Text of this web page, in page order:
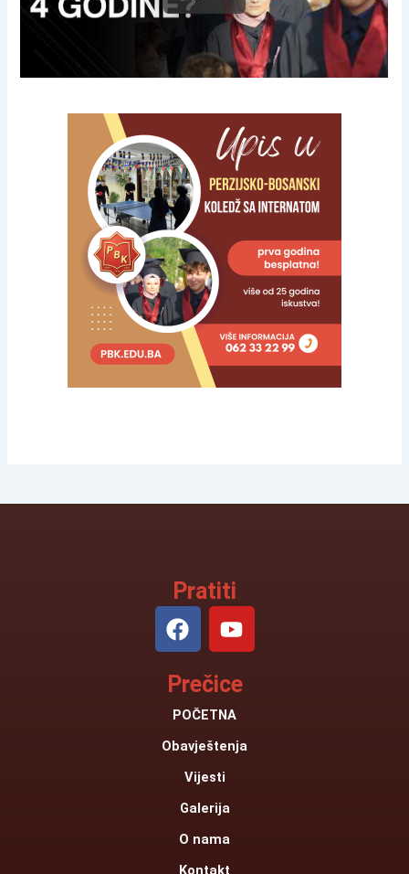
Pratiti
F
a
e
b
o
k
Y
o
t
u
e
Prečice
POČETNA
Obavještenja
Vijesti
Galerija
O nama
Kontakt